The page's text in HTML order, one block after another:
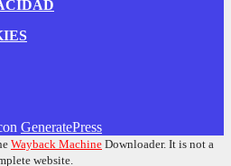
GeneratePress
Wayback Machine Downloader. It is not a
website.